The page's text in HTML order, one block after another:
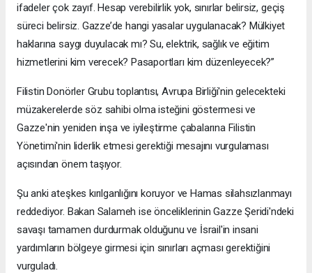
ifadeler çok zayıf. Hesap verebilirlik yok, sınırlar belirsiz, geçiş
süreci belirsiz. Gazze’de hangi yasalar uygulanacak? Mülkiyet
haklarına saygı duyulacak mı? Su, elektrik, sağlık ve eğitim
hizmetlerini kim verecek? Pasaportları kim düzenleyecek?”
Filistin Donörler Grubu toplantısı, Avrupa Birliği'nin gelecekteki
müzakerelerde söz sahibi olma isteğini göstermesi ve
Gazze'nin yeniden inşa ve iyileştirme çabalarına Filistin
Yönetimi'nin liderlik etmesi gerektiği mesajını vurgulaması
açısından önem taşıyor.
Şu anki ateşkes kırılganlığını koruyor ve Hamas silahsızlanmayı
reddediyor. Bakan Salameh ise önceliklerinin Gazze Şeridi'ndeki
savaşı tamamen durdurmak olduğunu ve İsrail'in insani
yardımların bölgeye girmesi için sınırları açması gerektiğini
vurguladı.